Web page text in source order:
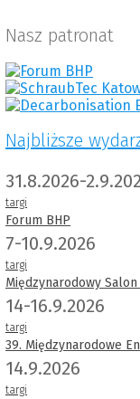
Nasz patronat
Najbliższe
31.8.2026-
targi
Forum BHP
7-10.9.2026
targi
Międzynarodowy
14-16.9.2026
targi
39. Międzynarodowe
14.9.2026
targi